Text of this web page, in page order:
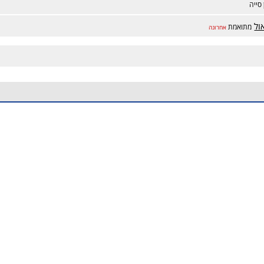
סייה
מתואמת אחרונה